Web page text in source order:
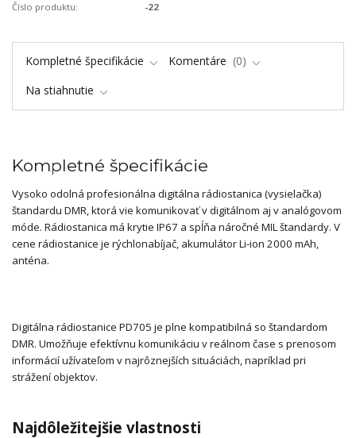
Číslo produktu: -22
Kompletné špecifikácie Komentáre
0
Na stiahnutie
Kompletné špecifikácie
Vysoko odolná profesionálna digitálna rádiostanica (vysielačka)
štandardu DMR, ktorá vie komunikovať v digitálnom aj v analógovom
móde. Rádiostanica má krytie IP67 a spĺňa náročné MIL štandardy. V
cene rádiostanice je rýchlonabíjač, akumulátor Li-ion 2000 mAh,
anténa.
Digitálna rádiostanice PD705 je plne kompatibilná so štandardom
DMR. Umožňuje efektívnu komunikáciu v reálnom čase s prenosom
informácií užívateľom v najrôznejších situáciách, napríklad pri
strážení objektov.
Najdôležitejšie vlastnosti